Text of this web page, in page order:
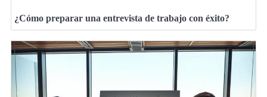
¿Cómo preparar una entrevista de trabajo con éxito?